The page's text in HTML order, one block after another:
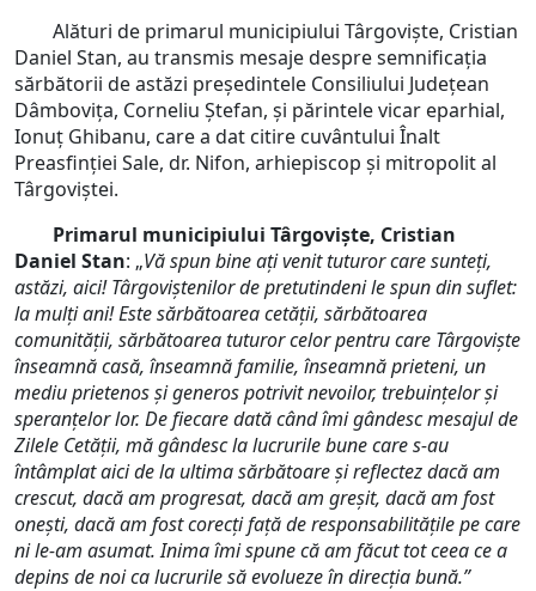
Alături de primarul municipiului Târgoviște, Cristian
Daniel Stan, au transmis mesaje despre semnificația
sărbătorii de astăzi președintele Consiliului Județean
Dâmbovița, Corneliu Ștefan, și părintele vicar eparhial,
Ionuț Ghibanu, care a dat citire cuvântului Înalt
Preasfinției Sale, dr. Nifon, arhiepiscop și mitropolit al
Târgoviștei.
Primarul municipiului Târgoviște, Cristian
Daniel Stan: „Vă spun bine ați venit tuturor care sunteți,
astăzi, aici! Târgoviștenilor de pretutindeni le spun din suflet:
la mulți ani! Este sărbătoarea cetății, sărbătoarea
comunității, sărbătoarea tuturor celor pentru care Târgoviște
înseamnă casă, înseamnă familie, înseamnă prieteni, un
mediu prietenos și generos potrivit nevoilor, trebuințelor și
speranțelor lor. De fiecare dată cândîmi gândesc mesajulde
Zilele Cetății, mă gândesc la lucrurile bune care s-au
întâmplat aici de la ultima sărbătoare și reflectez dacă am
crescut, dacă am progresat, dacă am greșit, dacă am fost
onești, dacă am fost corecți față de responsabilitățile pe care
ni le-am asumat. Inima îmi spune că am făcut tot ceea ce a
depins de noi ca lucrurile să evolueze în direcția bună.”